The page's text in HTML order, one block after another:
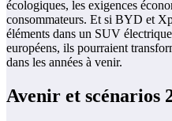
écologiques, les exigences
consommateurs. Et si BYD et
éléments dans un SUV
européens, ils pourraient
dans les années à venir.
Avenir et scénarios